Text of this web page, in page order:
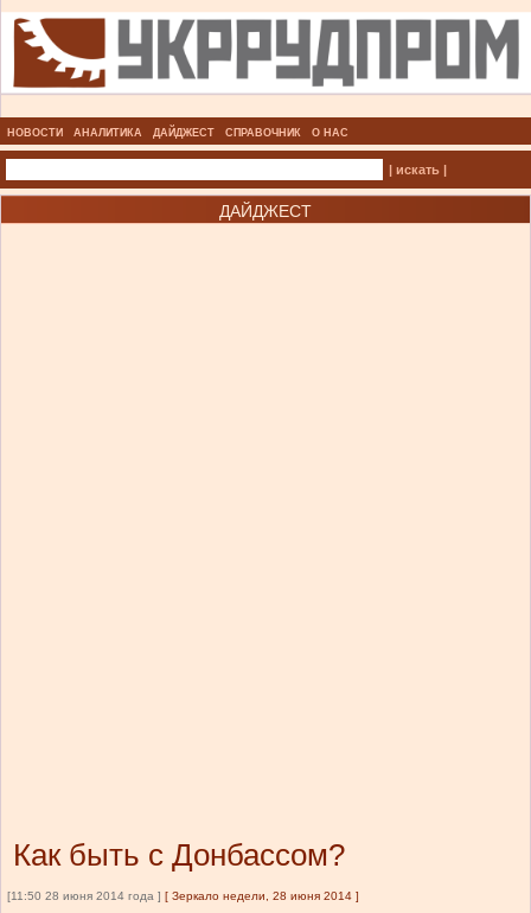
НОВОСТИ АНАЛИТИКА ДАЙДЖЕСТ СПРАВОЧНИК О НАС
| искать |
ДАЙДЖЕСТ
Как быть с Донбассом?
[11:50 28 июня 2014 года ] [ Зеркало недели, 28 июня 2014 ]